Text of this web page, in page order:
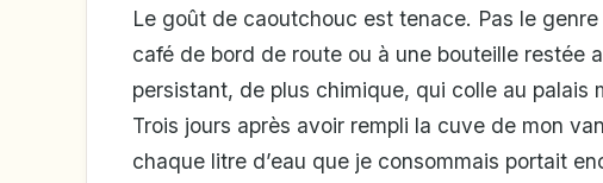
Le goût de caoutchouc est tenace. Pas le
café de bord de route ou à une bouteille restée
persistant, de plus chimique, qui colle au palais
Trois jours après avoir rempli la cuve de mon
chaque litre d’eau que je consommais portait